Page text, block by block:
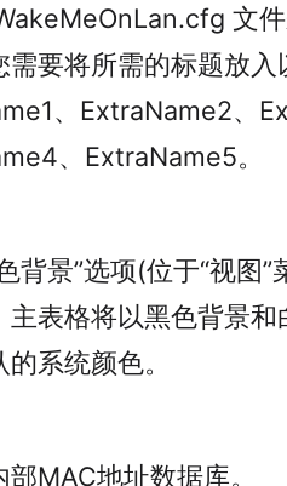
文
需要将所需的标题放入
、ExtraName2、
、ExtraName5。
背景”选项(位于“视图
主表格将以黑色背景
系统颜色。
MAC地址数据库。